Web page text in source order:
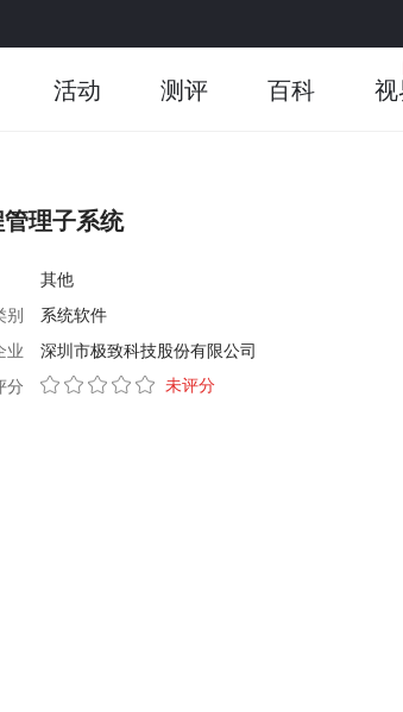
活动 测评 百科
理子系统
其他
别
系统软件
业
深圳市极致科技股份有限公司
分
未评分